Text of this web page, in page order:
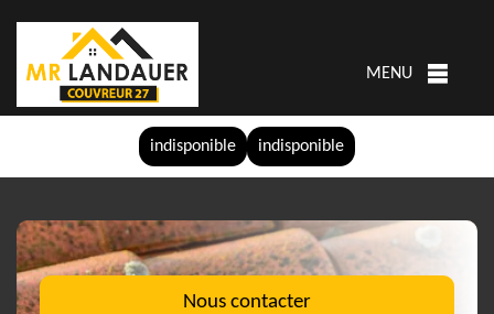
indisponible indisponible
MENU
Nous contacter